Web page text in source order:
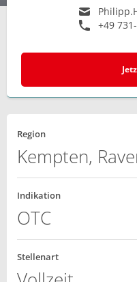
+49
Region
Kempten,
Indikation
OTC
Stellenart